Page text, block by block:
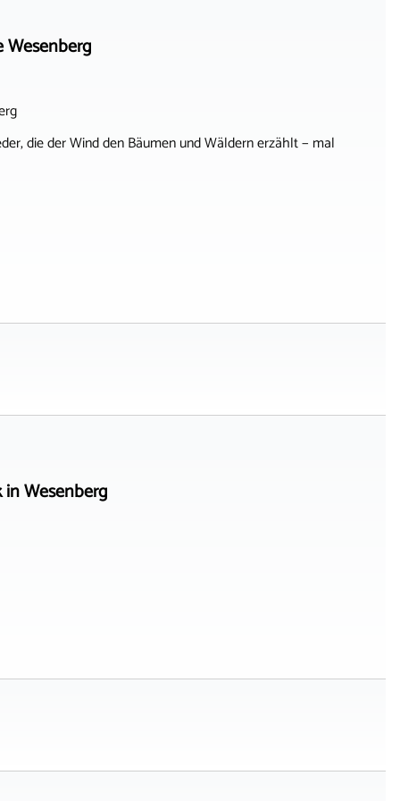
Wesenberg
die der Wind den Bäumen und Wäldern erzählt − mal
Wesenberg